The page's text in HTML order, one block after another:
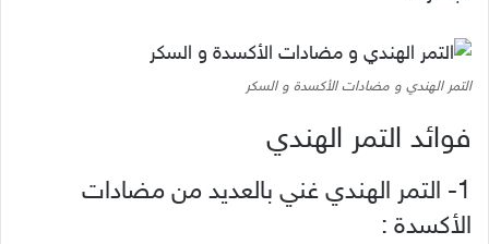
التمر الهندي و مضادات الأكسدة و السكر
فوائد التمر الهندي
1- التمر الهندي غني بالعديد من مضادات
الأكسدة :